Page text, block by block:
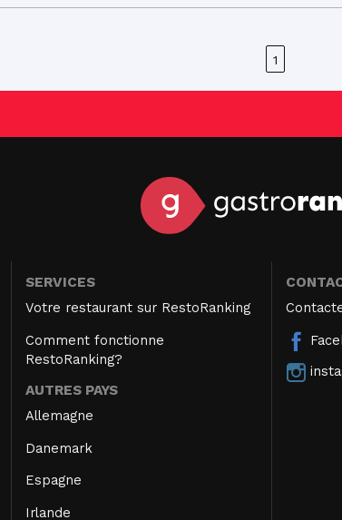
1
SERVICES
Votre restaurant sur RestoRanking
Comment fonctionne
RestoRanking?
AUTRES PAYS
Allemagne
Danemark
Espagne
Irlande